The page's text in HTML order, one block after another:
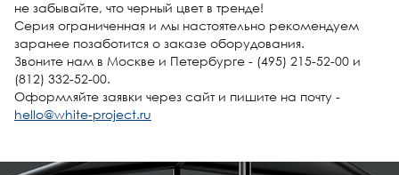
не забывайте, что черный цвет в тренде!
Серия ограниченная и мы настоятельно рекомендуем
заранее позаботится о заказе оборудования.
Звоните нам в Москве и Петербурге - (495) 215-52-00 и
(812) 332-52-00.
Оформляйте заявки через сайт и пишите на почту -
hello@white-project.ru